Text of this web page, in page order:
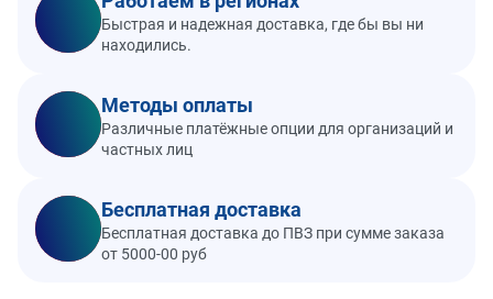
Быстрая и надежная доставка, где бы вы ни
находились.
Методы оплаты
Различные платёжные опции для организаций и
частных лиц
Бесплатная доставка
Бесплатная доставка до ПВЗ при сумме заказа
от 5000-00 руб